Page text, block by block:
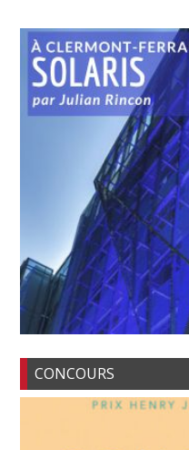
CONCOURS